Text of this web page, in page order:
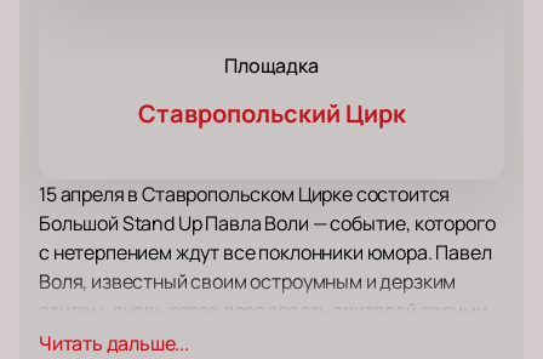
Площадка
Ставропольский Цирк
15 апреля в Ставропольском Цирке состоится
Большой Stand Up Павла Воли — событие, которого
с нетерпением ждут все поклонники юмора. Павел
Воля, известный своим остроумным и дерзким
стилем, вновь готов порадовать зрителей своими
новыми шутками и наблюдениями. Его выступления
Читать дальше...